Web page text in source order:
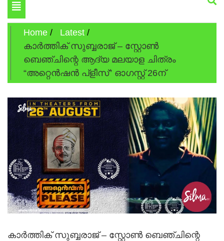
Toggle
navigation
Home
Latest
കാർത്തിക് സുബ്ബരാജ് – സ്റ്റോൺ
ബെഞ്ചിന്റെ ആദ്യ മലയാള ചിത്രം
“അറ്റെൻഷൻ പ്ളീസ്” ഓഗസ്റ്റ് 26ന്
കാർത്തിക് സുബ്ബരാജ് – സ്റ്റോൺ ബെഞ്ചിന്റെ